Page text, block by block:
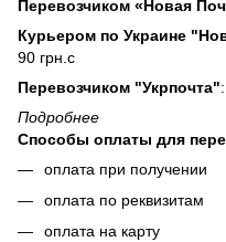
Перевозчиком «Новая
Курьером по Украине
90 грн.с
Перевозчиком "Укрпочта"
Подробнее
Способы оплаты для
оплата при получении
оплата по реквизитам
оплата на карту